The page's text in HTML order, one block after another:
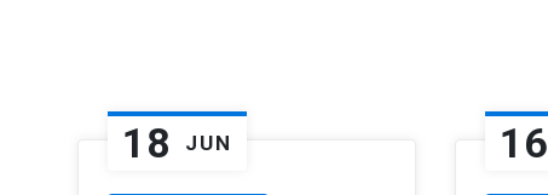
18 JUN 16